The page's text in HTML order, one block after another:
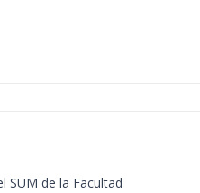
SUM de la Facultad